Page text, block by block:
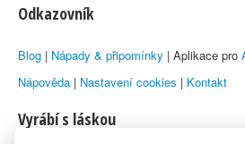
Odkazovník
Blog | Nápady & připomínky | Aplikace pro
Nápověda | Nastavení cookies | Kontakt
Vyrábí s láskou